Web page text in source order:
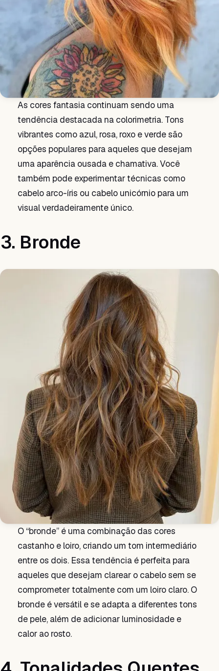
As cores fantasia continuam sendo uma
tendência destacada na colorimetria. Tons
vibrantes como azul, rosa, roxo e verde são
opções populares para aqueles que desejam
uma aparência ousada e chamativa. Você
também pode experimentar técnicas como
cabelo arco-íris ou cabelo unicórnio para um
visual verdadeiramente único.
3. Bronde
O “bronde” é uma combinação das cores
castanho e loiro, criando um tom intermediário
entre os dois. Essa tendência é perfeita para
aqueles que desejam clarear o cabelo sem se
comprometer totalmente com um loiro claro. O
bronde é versátil e se adapta a diferentes tons
de pele, além de adicionar luminosidade e
calor ao rosto.